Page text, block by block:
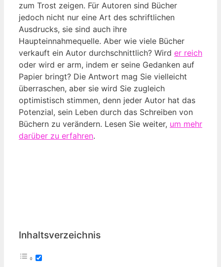
zum Trost zeigen. Für Autoren sind Bücher
jedoch nicht nur eine Art des schriftlichen
Ausdrucks, sie sind auch ihre
Haupteinnahmequelle. Aber wie viele Bücher
verkauft ein Autor durchschnittlich? Wird er reich
oder wird er arm, indem er seine Gedanken auf
Papier bringt? Die Antwort mag Sie vielleicht
überraschen, aber sie wird Sie zugleich
optimistisch stimmen, denn jeder Autor hat das
Potenzial, sein Leben durch das Schreiben von
Büchern zu verändern. Lesen Sie weiter, um mehr
darüber zu erfahren.
Inhaltsverzeichnis